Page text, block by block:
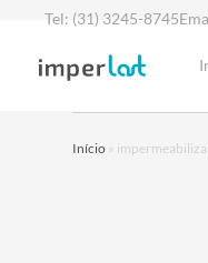
para
Tel: (31) 3245-8745
Início »